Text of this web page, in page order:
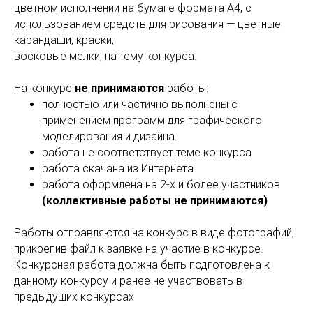
цветном исполнении на бумаге формата А4, с
использованием средств для рисования — цветные
карандаши, краски,
восковые мелки, на тему конкурса.
На конкурс не принимаются работы:
полностью или частично выполнены с
применением программ для графического
моделирования и дизайна.
работа не соответствует теме конкурса
работа скачана из Интернета.
работа оформлена на 2-х и более участников
(коллективные работы не принимаются)
Работы отправляются на конкурс в виде фотографий,
прикрепив файл к заявке на участие в конкурсе.
Конкурсная работа должна быть подготовлена к
данному конкурсу и ранее не участвовать в
предыдущих конкурсах